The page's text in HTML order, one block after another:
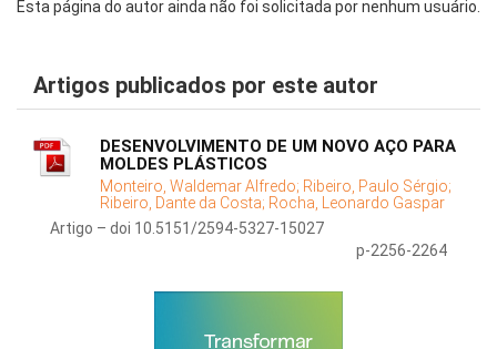
Esta página do autor ainda não foi solicitada por nenhum usuário.
Artigos publicados por este autor
DESENVOLVIMENTO DE UM NOVO AÇO PARA
MOLDES PLÁSTICOS
Monteiro, Waldemar Alfredo; Ribeiro, Paulo Sérgio;
Ribeiro, Dante da Costa; Rocha, Leonardo Gaspar
Artigo – doi 10.5151/2594-5327-15027
p-2256-2264